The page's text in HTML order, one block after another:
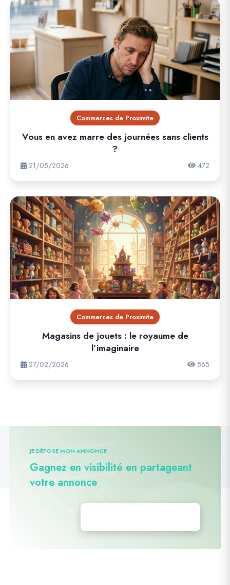
Commerces de Proximite
Vous en avez marre des journées sans clients
?
21/05/2026 472
Commerces de Proximite
Magasins de jouets : le royaume de
l’imaginaire
27/02/2026 565
JE DÉPOSE MON ANNONCE
Gagnez en visibilité en partageant
votre annonce